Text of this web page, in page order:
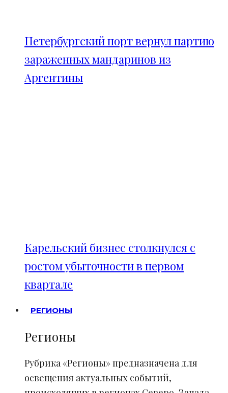
Петербургский порт вернул партию
зараженных мандаринов из
Аргентины
Карельский бизнес столкнулся с
ростом убыточности в первом
квартале
РЕГИОНЫ
Регионы
Рубрика «Регионы» предназначена для
освещения актуальных событий,